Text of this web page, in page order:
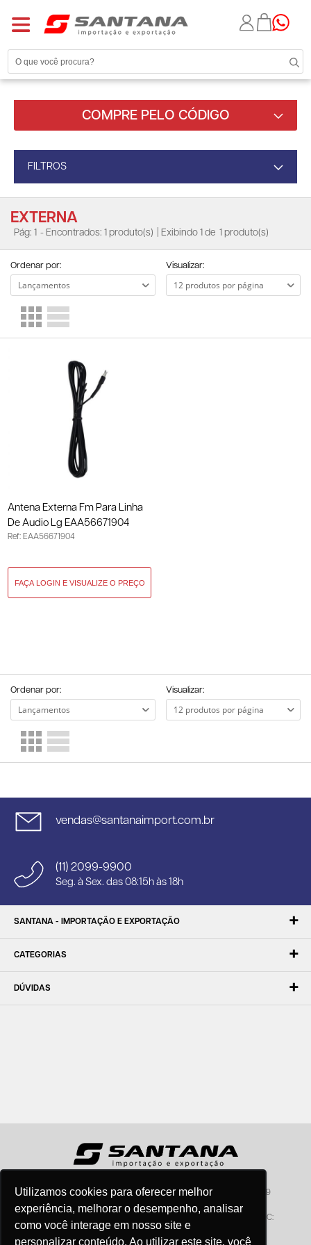
Utilizamos cookies para oferecer melhor
experiência, melhorar o desempenho, analisar
como você interage em nosso site e
personalizar conteúdo. Ao utilizar este site, você
COMPRE PELO CÓDIGO
FILTROS
EXTERNA
Pág: 1 - Encontrados: 1 produto(s) | Exibindo 1 de 1 produto(s)
Ordenar por: Visualizar:
Antena Externa Fm Para Linha
De Audio Lg EAA56671904
Ref: EAA56671904
Ordenar por: Visualizar:
vendas@santanaimport.com.br
(11) 2099-9900
Seg. à Sex. das 08:15h às 18h
SANTANA - IMPORTAÇÃO E EXPORTAÇÃO
CATEGORIAS
DÚVIDAS
Santana - Importação e Exportação - CNPJ:57.464.653/0001-49
Atendimento por telefone: dias úteis, das 08:15hs às 18:00hs
SAC:
sac@santanaimport.com.br